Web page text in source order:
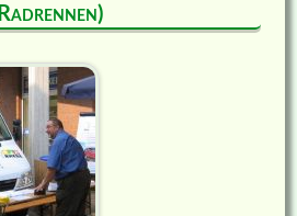
Radrennen)